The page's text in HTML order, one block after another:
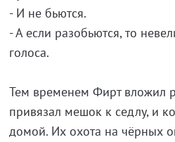
- И не бьются.
- А если разобьются, то
голоса.
Тем временем Фирт вложил
привязал мешок к седлу, и
домой. Их охота на чёрных